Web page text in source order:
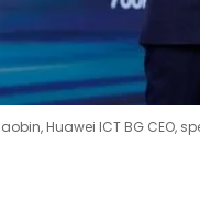
Huawei ICT BG CEO,